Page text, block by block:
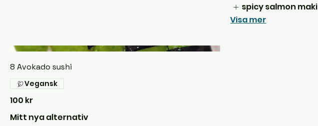
spicy salmon maki
Visa mer
8 Avokado sushi
100 kr
Vegansk
Mitt nya alternativ